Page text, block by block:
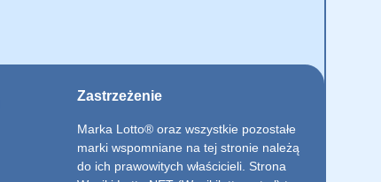
Zastrzeżenie
Marka Lotto® oraz wszystkie pozostałe
marki wspomniane na tej stronie należą
do ich prawowitych właścicieli. Strona